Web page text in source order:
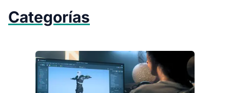
Categorías